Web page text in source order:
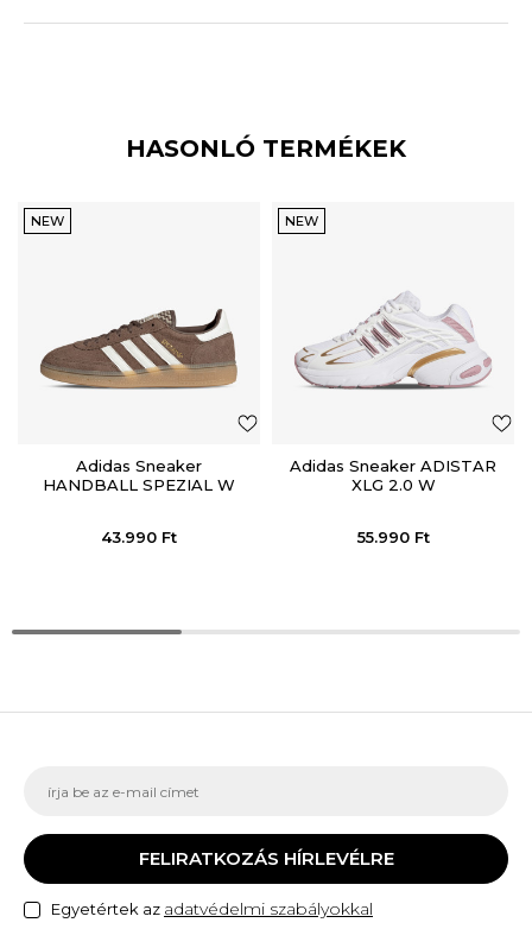
HASONLÓ TERMÉKEK
NEW
Adidas Sneaker
HANDBALL SPEZIAL W
43.990 Ft
NEW
Adidas Sneaker ADISTAR
XLG 2.0 W
55.990 Ft
FELIRATKOZÁS HÍRLEVÉLRE
Egyetértek az adatvédelmi szabályokkal